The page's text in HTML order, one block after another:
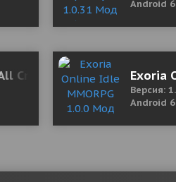
Android
Crypto 3.4.3 Мод (полная
Exoria
Версия:
Android